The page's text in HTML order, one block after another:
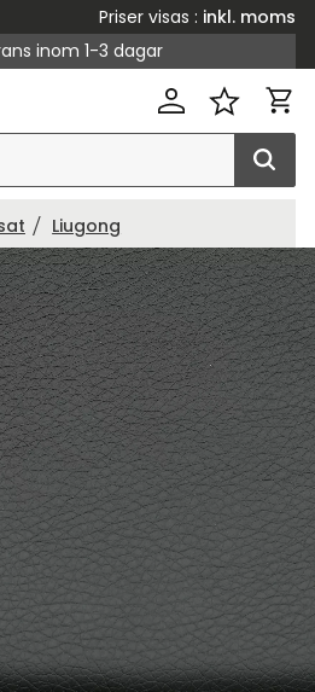
Priser visas
inkl. moms
inom 1-3 dagar
Liugong